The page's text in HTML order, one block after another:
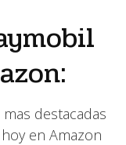
destacadas
en Amazon